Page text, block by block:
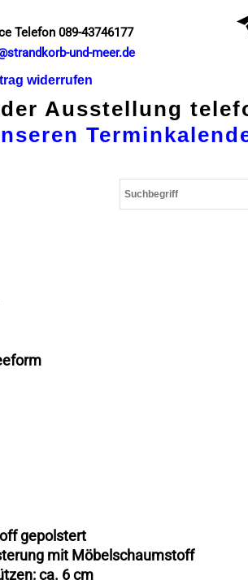
Telefon 089-43746177
und-meer.de
widerrufen
Ausstellung
gepolstert
mit Möbelschaumstoff
ca. 6 cm